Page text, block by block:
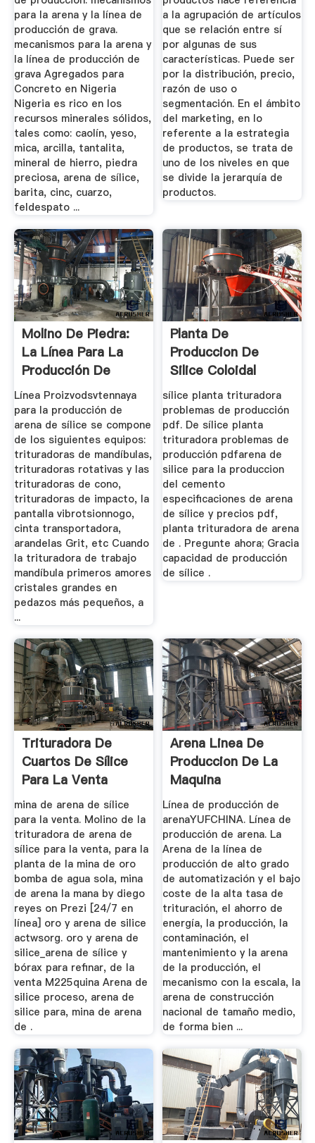
para la arena y la línea de
producción de grava.
mecanismos para la arena y
la línea de producción de
grava Agregados para
Concreto en Nigeria
Nigeria es rico en los
recursos minerales sólidos,
tales como: caolín, yeso,
mica, arcilla, tantalita,
mineral de hierro, piedra
preciosa, arena de sílice,
barita, cinc, cuarzo,
feldespato ...
a la agrupación de artículos
que se relación entre sí
por algunas de sus
características. Puede ser
por la distribución, precio,
razón de uso o
segmentación. En el ámbito
del marketing, en lo
referente a la estrategia
de productos, se trata de
uno de los niveles en que
se divide la jerarquía de
productos.
Molino De Piedra:
La Línea Para La
Producción De
Arena De ...
Línea Proizvodsvtennaya
para la producción de
arena de sílice se compone
de los siguientes equipos:
trituradoras de mandíbulas,
trituradoras rotativas y las
trituradoras de cono,
trituradoras de impacto, la
pantalla vibrotsionnogo,
cinta transportadora,
arandelas Grit, etc Cuando
la trituradora de trabajo
mandíbula primeros amores
cristales grandes en
pedazos más pequeños, a
...
Planta De
Produccion De
Silice Coloidal
RETOMEX
sílice planta trituradora
problemas de producción
pdf. De sílice planta
trituradora problemas de
producción pdfarena de
silice para la produccion
del cemento
especificaciones de arena
de sílice y precios pdf,
planta trituradora de arena
de . Pregunte ahora; Gracia
capacidad de producción
de sílice .
Trituradora De
Cuartos De Sílice
Para La Venta
mina de arena de sílice
para la venta. Molino de la
trituradora de arena de
sílice para la venta, para la
planta de la mina de oro
bomba de agua sola, mina
de arena la mana by diego
reyes on Prezi [24/7 en
línea] oro y arena de silice
actwsorg. oro y arena de
silice_arena de sílice y
bórax para refinar, de la
venta M225quina Arena de
silice proceso, arena de
silice para, mina de arena
de .
Arena Linea De
Produccion De La
Maquina
Línea de producción de
arenaYUFCHINA. Línea de
producción de arena. La
Arena de la línea de
producción de alto grado
de automatización y el bajo
coste de la alta tasa de
trituración, el ahorro de
energía, la producción, la
contaminación, el
mantenimiento y la arena
de la producción, el
mecanismo con la escala, la
arena de construcción
nacional de tamaño medio,
de forma bien ...